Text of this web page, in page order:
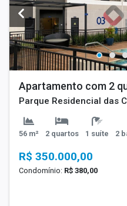
Apartamento com 2
Parque Residencial das
56 m² 2 quartos 1 suíte 2
R$ 350.000,00
Condomínio: R$ 380,00